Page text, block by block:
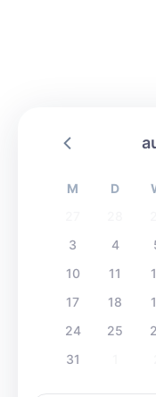
M D
3
4
10
11
17
18
24
25
31